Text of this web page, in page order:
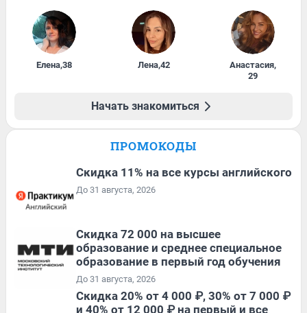
Елена,38 Лена,42 Анастасия,
29
Начать знакомиться
ПРОМОКОДЫ
Скидка 11% на все курсы английского
До 31 августа, 2026
Скидка 72 000 на высшее
образование и среднее специальное
образование в первый год обучения
До 31 августа, 2026
Скидка 20% от 4 000 ₽, 30% от 7 000 ₽
и 40% от 12 000 ₽ на первый и все